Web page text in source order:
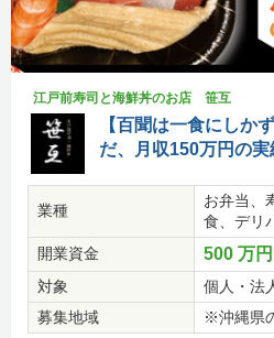
江戸前寿司と海鮮丼のお店 笹互
【百聞は一食にしか
だ、月収150万円の実
業種
お弁当、
食、デリ
開業資金
500 万円
対象
個人・法
募集地域
※沖縄県